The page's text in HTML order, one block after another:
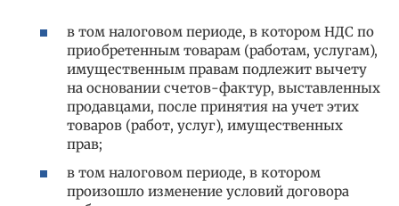
в том налоговом периоде, в котором НДС по
приобретенным товарам (работам, услугам),
имущественным правам подлежит вычету
на основании счетов-фактур, выставленных
продавцами, после принятия на учет этих
товаров (работ, услуг), имущественных
прав;
в том налоговом периоде, в котором
произошло изменение условий договора